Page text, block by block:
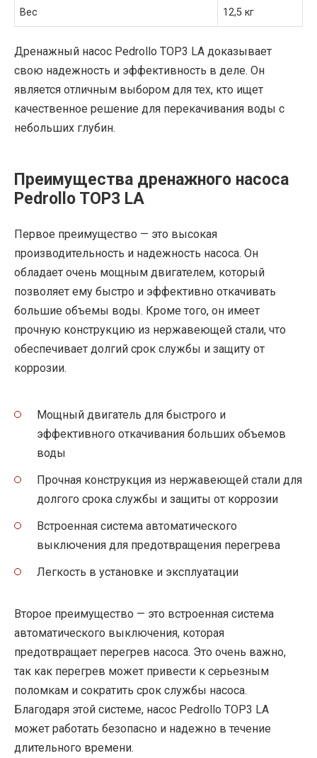
Вес 12,5 кг
Дренажный насос Pedrollo TOP3 LA доказывает
свою надежность и эффективность в деле. Он
является отличным выбором для тех, кто ищет
качественное решение для перекачивания воды с
небольших глубин.
Преимущества дренажного насоса
Pedrollo TOP3 LA
Первое преимущество — это высокая
производительность и надежность насоса. Он
обладает очень мощным двигателем, который
позволяет ему быстро и эффективно откачивать
большие объемы воды. Кроме того, он имеет
прочную конструкцию из нержавеющей стали, что
обеспечивает долгий срок службы и защиту от
коррозии.
Мощный двигатель для быстрого и
эффективного откачивания больших объемов
воды
Прочная конструкция из нержавеющей стали для
долгого срока службы и защиты от коррозии
Встроенная система автоматического
выключения для предотвращения перегрева
Легкость в установке и эксплуатации
Второе преимущество — это встроенная система
автоматического выключения, которая
предотвращает перегрев насоса. Это очень важно,
так как перегрев может привести к серьезным
поломкам и сократить срок службы насоса.
Благодаря этой системе, насос Pedrollo TOP3 LA
может работать безопасно и надежно в течение
длительного времени.